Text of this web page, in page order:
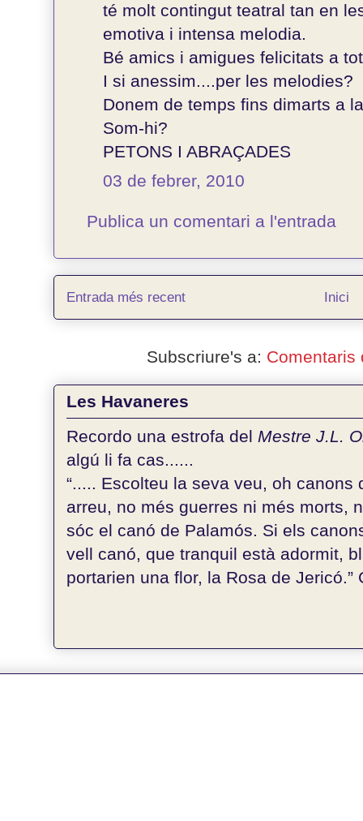
té molt contingut teatral tan en
emotiva i intensa melodia.
Bé amics i amigues felicitats a
I si anessim....per les melodies?
Donem de temps fins dimarts a
Som-hi?
PETONS I ABRAÇADES
03 de febrer, 2010
Publica un comentari a l'entrada
Entrada més recent Inici
Subscriure's a: Comentaris
Les Havaneres
Recordo una estrofa del Mestre J.L.
algú li fa cas......
“..... Escolteu la seva veu, oh
arreu, no més guerres ni més morts,
sóc el canó de Palamós. Si els
vell canó, que tranquil està adormit,
portarien una flor, la Rosa de